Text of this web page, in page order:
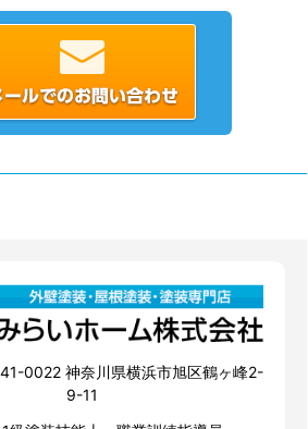
0022 神奈川県横浜市旭区鶴ヶ峰2-
9-11